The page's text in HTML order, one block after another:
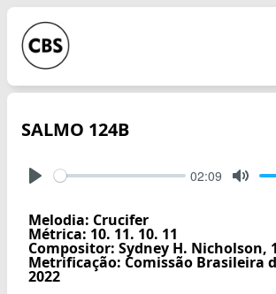
SALMO 124B
02:09
Melodia: Crucifer
Métrica: 10. 11. 10. 11
Compositor: Sydney H. Nicholson,
Metrificação: Comissão Brasileira
2022